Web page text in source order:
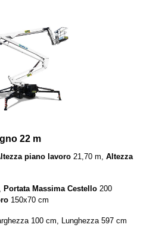
22 m
piano lavoro 21,70 m, Altezza
Portata Massima Cestello 200
150x70 cm
100 cm, Lunghezza 597 cm